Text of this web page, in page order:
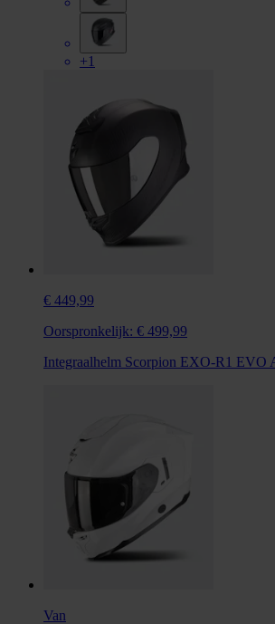
+1
€ 449,99
Oorspronkelijk: € 499,99
Integraalhelm Scorpion EXO-R1 EVO
Van